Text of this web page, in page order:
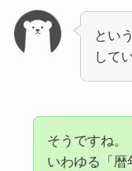
とい
して
そうですね。
いわゆる「暦